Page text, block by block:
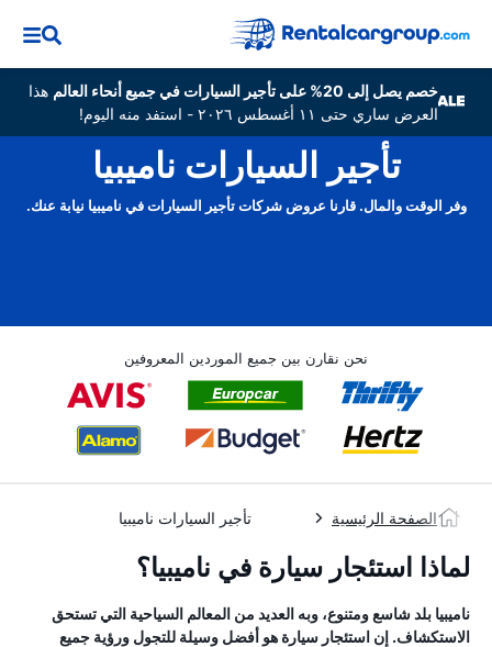
خصم يصل إلى 20% على تأجير السيارات في جميع أنحاء العالم
هذا
العرض ساري حتى ١١ أغسطس ٢٠٢٦ - استفد منه اليوم!
تأجير السيارات ناميبيا
وفر الوقت والمال. قارنا عروض شركات تأجير السيارات في ناميبيا نيابة عنك.
نحن نقارن بين جميع الموردين المعروفين
الصفحة الرئيسية تأجير السيارات ناميبيا
لماذا استئجار سيارة في ناميبيا؟
ناميبيا بلد شاسع ومتنوع، وبه العديد من المعالم السياحية التي تستحق
الاستكشاف. إن استئجار سيارة هو أفضل وسيلة للتجول ورؤية جميع